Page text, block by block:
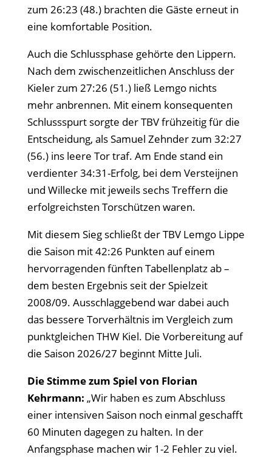
zum 26:23 (48.) brachten die Gäste erneut in
eine komfortable Position.
Auch die Schlussphase gehörte den Lippern.
Nach dem zwischenzeitlichen Anschluss der
Kieler zum 27:26 (51.) ließ Lemgo nichts
mehr anbrennen. Mit einem konsequenten
Schlussspurt sorgte der TBV frühzeitig für die
Entscheidung, als Samuel Zehnder zum 32:27
(56.) ins leere Tor traf. Am Ende stand ein
verdienter 34:31-Erfolg, bei dem Versteijnen
und Willecke mit jeweils sechs Treffern die
erfolgreichsten Torschützen waren.
Mit diesem Sieg schließt der TBV Lemgo Lippe
die Saison mit 42:26 Punkten auf einem
hervorragenden fünften Tabellenplatz ab –
dem besten Ergebnis seit der Spielzeit
2008/09. Ausschlaggebend war dabei auch
das bessere Torverhältnis im Vergleich zum
punktgleichen THW Kiel. Die Vorbereitung auf
die Saison 2026/27 beginnt Mitte Juli.
Die Stimme zum Spiel von Florian
Kehrmann: „Wir haben es zum Abschluss
einer intensiven Saison noch einmal geschafft
60 Minuten dagegen zu halten. In der
Anfangsphase machen wir 1-2 Fehler zu viel.